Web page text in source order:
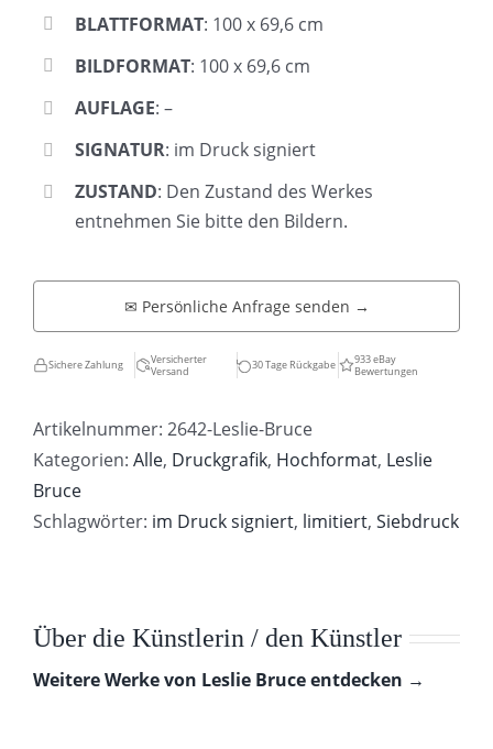
BLATTFORMAT: 100 x 69,6 cm
BILDFORMAT: 100 x 69,6 cm
AUFLAGE: –
SIGNATUR: im Druck signiert
ZUSTAND: Den Zustand des Werkes
entnehmen Sie bitte den Bildern.
✉ Persönliche Anfrage senden →
Sichere Zahlung
Versicherter
Versand
30 Tage Rückgabe
933 eBay
Bewertungen
Artikelnummer: 2642-Leslie-Bruce
Kategorien: Alle, Druckgrafik, Hochformat, Leslie
Bruce
Schlagwörter: im Druck signiert, limitiert, Siebdruck
Über die Künstlerin / den Künstler
Weitere Werke von Leslie Bruce entdecken →